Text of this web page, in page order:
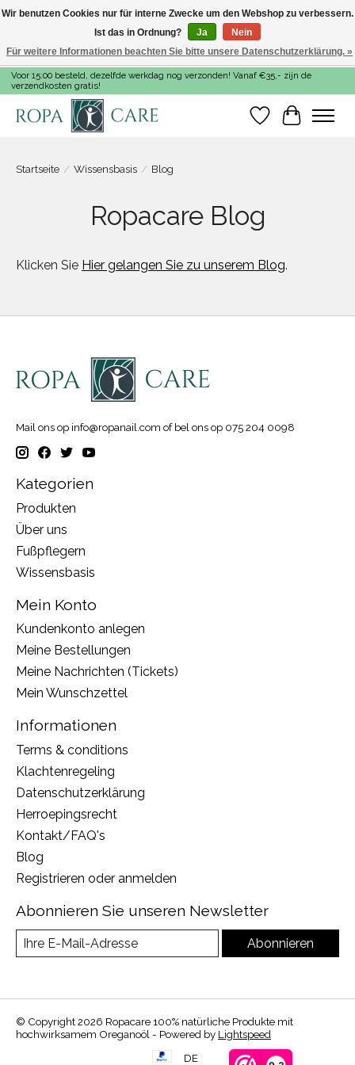
Voor 15:00 besteld, dezelfde werkdag nog verzonden! Vanaf €35,- zijn de
verzendkosten gratis!
Wunschzettel
Ihr
Startseite / Wissensbasis / Blog
Ropacare Blog
Klicken Sie Hier gelangen Sie zu unserem Blog.
Mail ons op info@ropanail.com of bel ons op 075 204 0098
Kategorien
Produkten
Über uns
Fußpflegern
Wissensbasis
Mein Konto
Kundenkonto anlegen
Meine Bestellungen
Meine Nachrichten (Tickets)
Mein Wunschzettel
Informationen
Terms & conditions
Klachtenregeling
Datenschutzerklärung
Herroepingsrecht
Kontakt/FAQ's
Blog
Registrieren oder anmelden
Abonnieren Sie unseren Newsletter
Abonnieren
© Copyright 2026 Ropacare 100% natürliche Produkte mit
hochwirksamem Oreganoöl - Powered by Lightspeed
DE
Wir benutzen Cookies nur für interne Zwecke um den Webshop zu verbessern.
Ist das in Ordnung?
Ja
Nein
Für weitere Informationen beachten Sie bitte unsere Datenschutzerklärung. »